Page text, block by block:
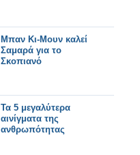
Μπαν Κι-Μουν καλεί
Σαμαρά για το
Σκοπιανό
Τα 5 μεγαλύτερα
αινίγματα της
ανθρωπότητας